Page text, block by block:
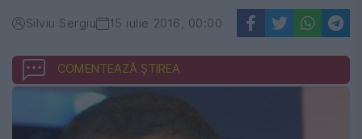
Silviu Sergiu 15 iulie 2016, 00:00
COMENTEAZĂ ȘTIREA